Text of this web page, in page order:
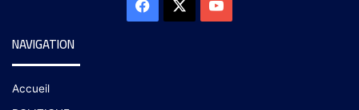
NAVIGATION
Accueil